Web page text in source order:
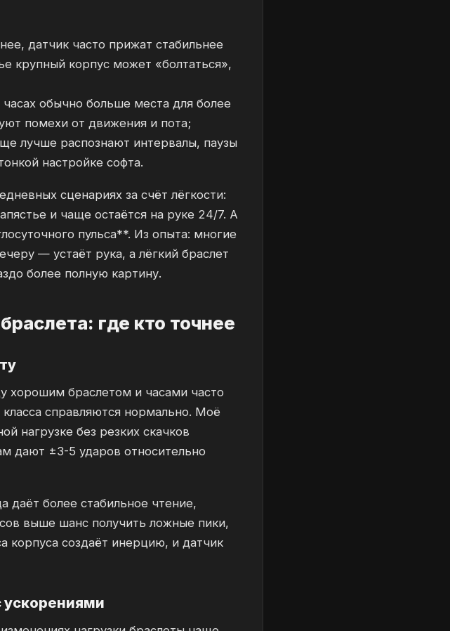
датчик часто прижат стабильнее
крупный корпус может «болтаться»,
обычно больше места для более
помехи от движения и пота;
лучше распознают интервалы, паузы
настройке софта.
сценариях за счёт лёгкости:
и чаще остаётся на руке 24/7. А
пульса**. Из опыта: многие
— устаёт рука, а лёгкий браслет
более полную картину.
где кто точнее
хорошим браслетом и часами часто
класса справляются нормально. Моё
нагрузке без резких скачков
дают ±3-5 ударов относительно
даёт более стабильное чтение,
выше шанс получить ложные пики,
корпуса создаёт инерцию, и датчик
ускорениями